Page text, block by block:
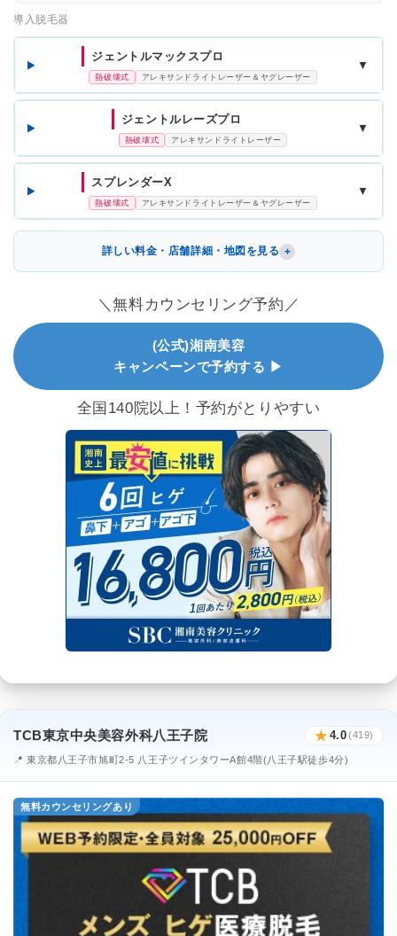
導入脱毛器
ジェントルマックスプロ
熱破壊式 アレキサンドライトレーザー＆ヤグレーザー
▼
ジェントルレーズプロ
熱破壊式 アレキサンドライトレーザー
▼
スプレンダーX
熱破壊式 アレキサンドライトレーザー＆ヤグレーザー
▼
詳しい料金・店舗詳細・地図を見る
＼無料カウンセリング予約／
(公式)湘南美容
キャンペーンで予約する ▶
全国140院以上！予約がとりやすい
TCB東京中央美容外科八王子院 ★ 4.0(419)
📍 東京都八王子市旭町2-5 八王子ツインタワーA館4階(八王子駅徒歩4分)
無料カウンセリングあり